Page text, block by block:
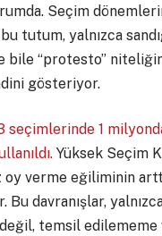
Seçim
tutum, yalnızca
bile “protesto”
gösteriyor.
seçimlerinde 1
Yüksek Seçim
verme eğiliminin
Bu davranışlar,
temsil edilememe